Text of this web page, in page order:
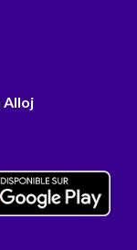
Alloj